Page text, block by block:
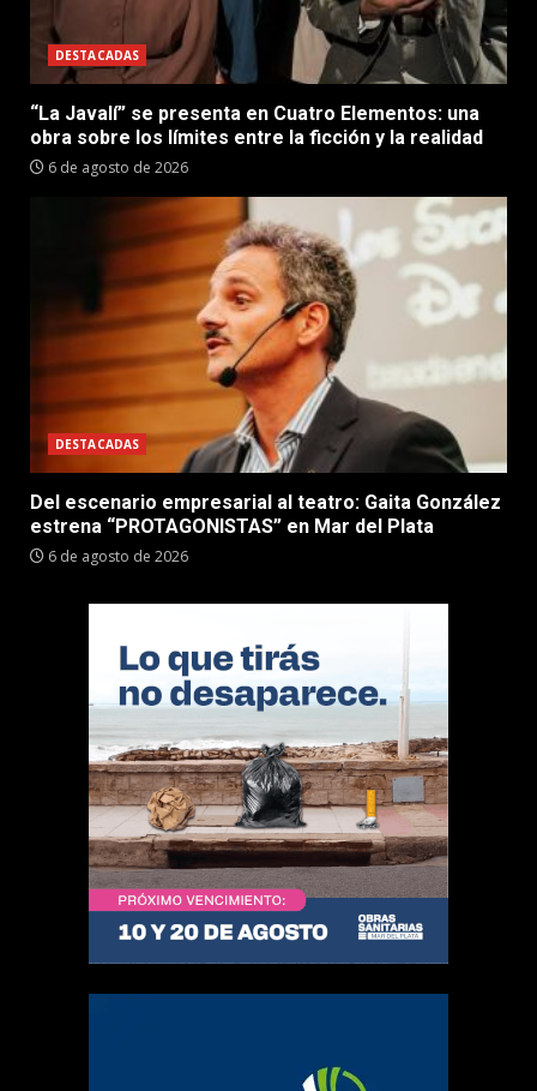
DESTACADAS
“La Javalí” se presenta en Cuatro Elementos: una
obra sobre los límites entre la ficción y la realidad
6 de agosto de 2026
DESTACADAS
Del escenario empresarial al teatro: Gaita González
estrena “PROTAGONISTAS” en Mar del Plata
6 de agosto de 2026